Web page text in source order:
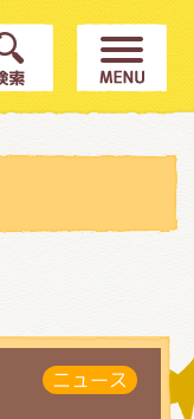
ニュース